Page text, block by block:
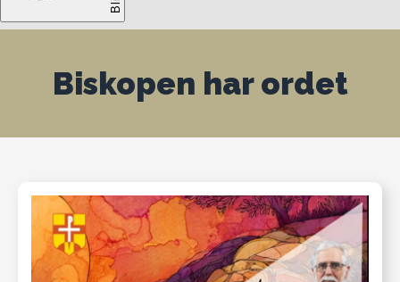
Biskopen har ordet